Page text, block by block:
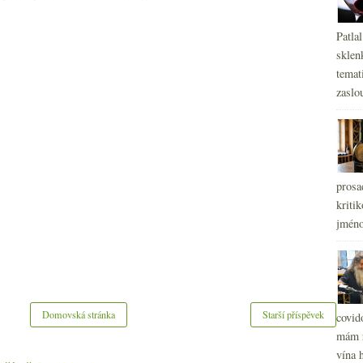
Starší příspěvek
Domovská stránka
mám
vína